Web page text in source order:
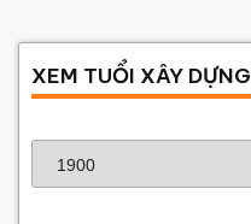
XEM TUỔI XÂY DỰNG